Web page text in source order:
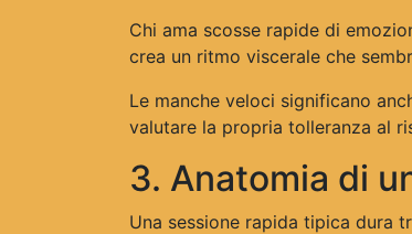
Chi ama scosse rapide di
crea un ritmo viscerale che
Le manche veloci significano
valutare la propria tolleranza al
3. Anatomia di
Una sessione rapida tipica dura